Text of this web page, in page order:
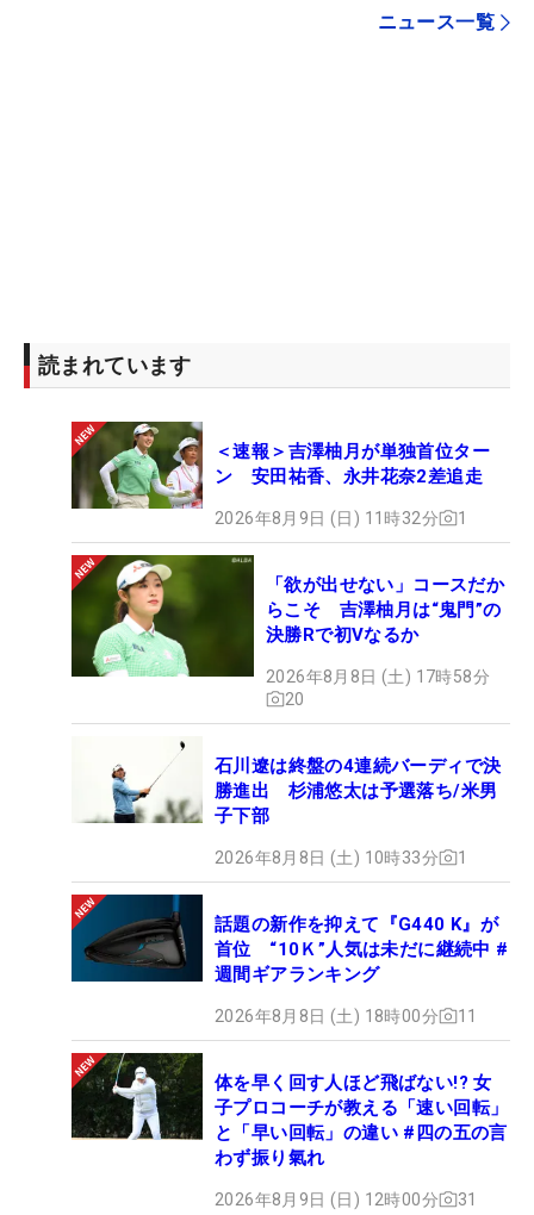
ニュース一覧
読まれています
＜速報＞吉澤柚月が単独首位ター
ン 安田祐香、永井花奈2差追走
2026年8月9日 (日) 11時32分 1
「欲が出せない」コースだか
らこそ 吉澤柚月は“鬼門”の
決勝Rで初Vなるか
2026年8月8日 (土) 17時58分
20
石川遼は終盤の4連続バーディで決
勝進出 杉浦悠太は予選落ち/米男
子下部
2026年8月8日 (土) 10時33分 1
話題の新作を抑えて『G440 K』が
首位 “10Ｋ”人気は未だに継続中 #
週間ギアランキング
2026年8月8日 (土) 18時00分 11
体を早く回す人ほど飛ばない!? 女
子プロコーチが教える「速い回転」
と「早い回転」の違い #四の五の言
わず振り氣れ
2026年8月9日 (日) 12時00分 31